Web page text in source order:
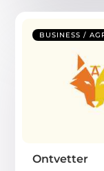
BUSINESS /
Ontvetter